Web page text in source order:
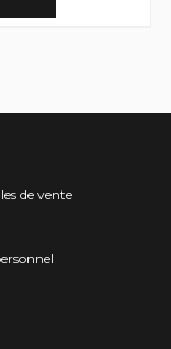
de vente